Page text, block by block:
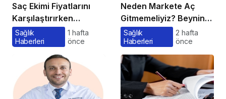
Saç Ekimi Fiyatlarını
Karşılaştırırken
Gözden Kaçan
Maliyetler
Sağlık
Haberleri
1 hafta
önce
Neden Markete Aç
Gitmemeliyiz? Beynin
Satın Alma Psikolojisi
Sağlık
Haberleri
2 hafta
önce